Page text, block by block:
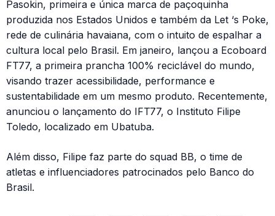
Pasokin, primeira e única marca de paçoquinha
produzida nos Estados Unidos e também da Let ‘s Poke,
rede de culinária havaiana, com o intuito de espalhar a
cultura local pelo Brasil. Em janeiro, lançou a Ecoboard
FT77, a primeira prancha 100% reciclável do mundo,
visando trazer acessibilidade, performance e
sustentabilidade em um mesmo produto. Recentemente,
anunciou o lançamento do IFT77, o Instituto Filipe
Toledo, localizado em Ubatuba.
Além disso, Filipe faz parte do squad BB, o time de
atletas e influenciadores patrocinados pelo Banco do
Brasil.